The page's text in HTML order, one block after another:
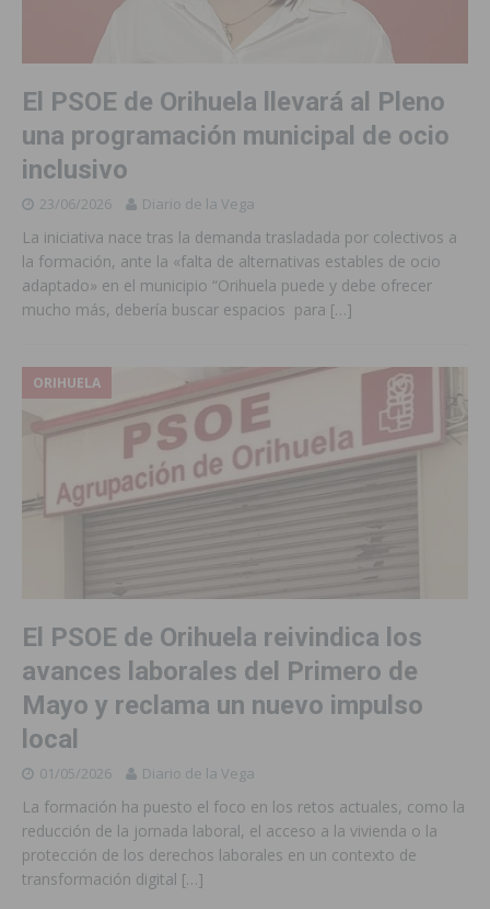
El PSOE de Orihuela llevará al Pleno
una programación municipal de ocio
inclusivo
23/06/2026 Diario de la Vega
La iniciativa nace tras la demanda trasladada por colectivos a
la formación, ante la «falta de alternativas estables de ocio
adaptado» en el municipio “Orihuela puede y debe ofrecer
mucho más, debería buscar espacios para […]
ORIHUELA
El PSOE de Orihuela reivindica los
avances laborales del Primero de
Mayo y reclama un nuevo impulso
local
01/05/2026 Diario de la Vega
La formación ha puesto el foco en los retos actuales, como la
reducción de la jornada laboral, el acceso a la vivienda o la
protección de los derechos laborales en un contexto de
transformación digital […]